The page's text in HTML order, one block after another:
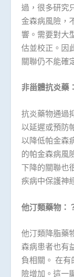
過，很多研究
金森病風險，
響。需要對大
估並校正。因
關聯仍不能確
非甾體抗炎藥
抗炎藥物通過
以延遲或預防
以降低帕金森
的帕金森病風
下降的關聯也
疾病中保護神
他汀類藥物：
他汀類降脂藥
森病患者也有
負相關。 在
險增加。這一